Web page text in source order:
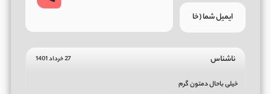
ناشناس 27 خرداد 1401
خیلی باحال دمتون گرم